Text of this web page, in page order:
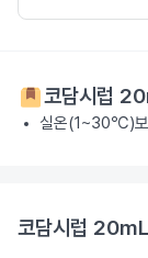
코담시럽
실온(1~30℃)보
코담시럽